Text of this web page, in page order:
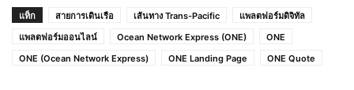
แท็ก สายการเดินเรือ เส้นทาง Trans-Pacific
แพลตฟอร์มดิจิทัล
แพลตฟอร์มออนไลน์
Ocean Network Express (ONE)
ONE
ONE (Ocean Network Express)
ONE Landing Page ONE Quote